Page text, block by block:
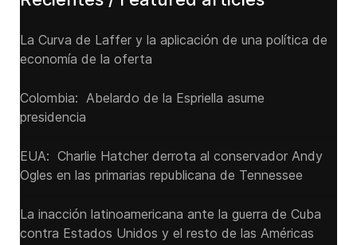
La Curva de Laffer y la aplicación de una política de
economía de la oferta
Colombia: Abelardo de la Espriella asume
presidencia
EUA: Charlie Hatcher derrota al conservador Andy
Ogles en las primarias republicana de Tennessee
La inacción latinoamericana ante la guerra de Cuba
contra Estados Unidos y el resto de las Américas